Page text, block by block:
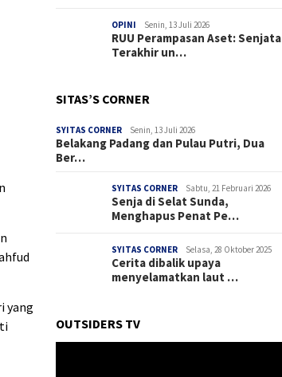
yang
OPINI Senin, 13 Juli 2026
RUU Perampasan Aset: Senjata
Terakhir un…
SITAS’S CORNER
SYITAS CORNER Senin, 13 Juli 2026
Belakang Padang dan Pulau Putri, Dua
Ber…
SYITAS CORNER Sabtu, 21 Februari 2026
Senja di Selat Sunda,
Menghapus Penat Pe…
SYITAS CORNER Selasa, 28 Oktober 2025
Cerita dibalik upaya
menyelamatkan laut …
OUTSIDERS TV